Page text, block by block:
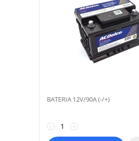
BATERIA 12V/90A (-/+)
+
−